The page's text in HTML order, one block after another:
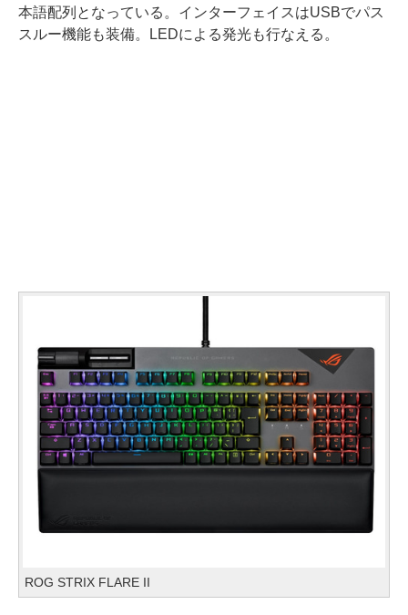
本語配列となっている。インターフェイスはUSBでパス
スルー機能も装備。LEDによる発光も行なえる。
ROG STRIX FLARE II